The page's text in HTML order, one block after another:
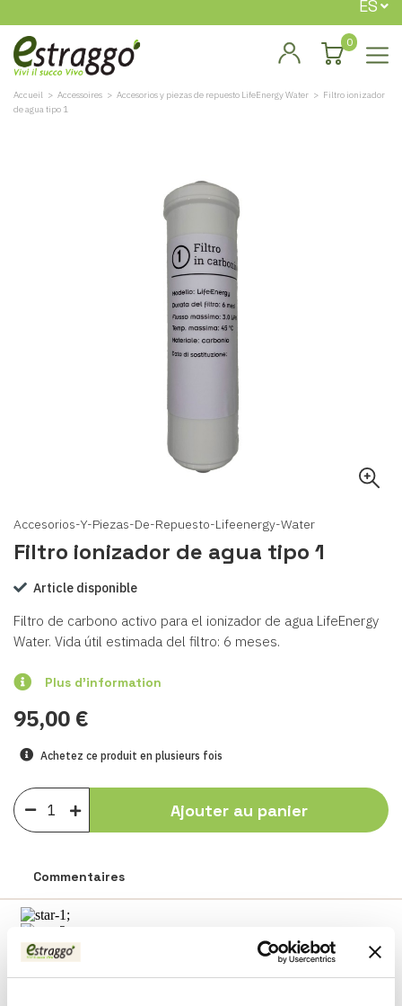
ES
0
Accueil Accessoires Accesorios y piezas de repuesto LifeEnergy Water
Filtro ionizador
de agua tipo 1
Accesorios-Y-Piezas-De-Repuesto-Lifeenergy-Water
Filtro ionizador de agua tipo 1
Article disponible
Filtro de carbono activo para el ionizador de agua LifeEnergy
Water. Vida útil estimada del filtro: 6 meses.
Plus d'information
95,00 €
Achetez ce produit en plusieurs fois
Ajouter au panier
Commentaires